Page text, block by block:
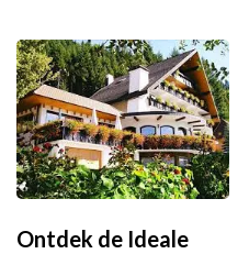
Ontdek de Ideale